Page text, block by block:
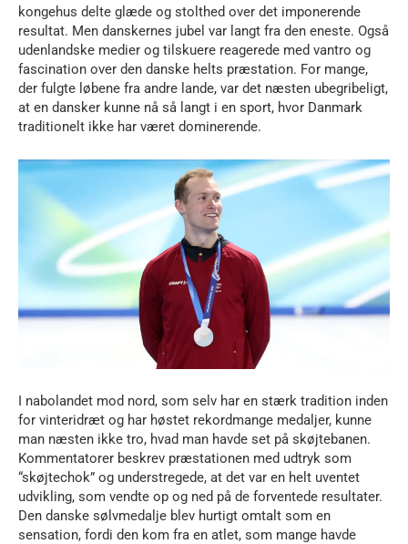
kongehus delte glæde og stolthed over det imponerende
resultat. Men danskernes jubel var langt fra den eneste. Også
udenlandske medier og tilskuere reagerede med vantro og
fascination over den danske helts præstation. For mange,
der fulgte løbene fra andre lande, var det næsten ubegribeligt,
at en dansker kunne nå så langt i en sport, hvor Danmark
traditionelt ikke har været dominerende.
I nabolandet mod nord, som selv har en stærk tradition inden
for vinteridræt og har høstet rekordmange medaljer, kunne
man næsten ikke tro, hvad man havde set på skøjtebanen.
Kommentatorer beskrev præstationen med udtryk som
“skøjtechok” og understregede, at det var en helt uventet
udvikling, som vendte op og ned på de forventede resultater.
Den danske sølvmedalje blev hurtigt omtalt som en
sensation, fordi den kom fra en atlet, som mange havde